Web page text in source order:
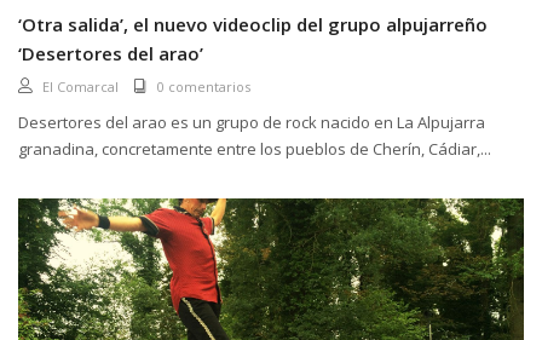
‘Otra salida’, el nuevo videoclip del grupo alpujarreño
‘Desertores del arao’
El Comarcal 0 comentarios
Desertores del arao es un grupo de rock nacido en La Alpujarra
granadina, concretamente entre los pueblos de Cherín, Cádiar,...